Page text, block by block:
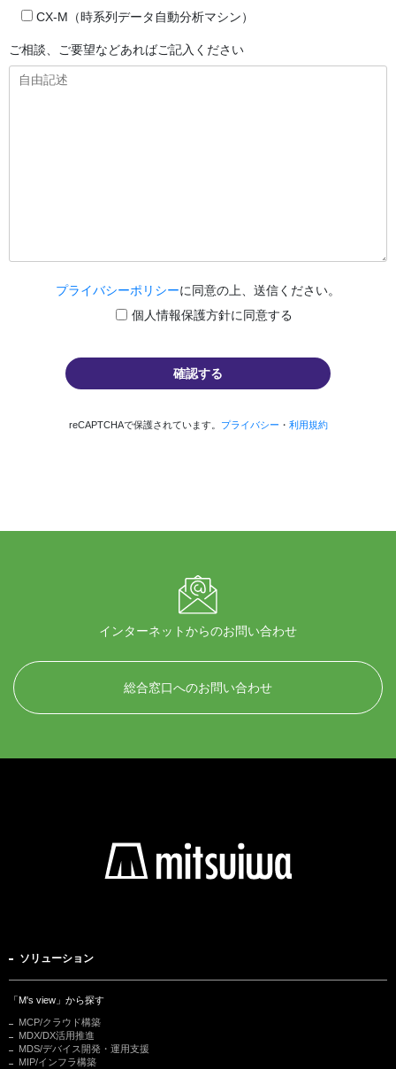
CX-M（時系列データ自動分析マシン）
ご相談、ご要望などあればご記入ください
プライバシーポリシーに同意の上、送信ください。
個人情報保護方針に同意する
reCAPTCHAで保護されています。 プライバシー ・ 利用規約
インターネットからのお問い合わせ
総合窓口へのお問い合わせ
ソリューション
「M's view」から探す
MCP/クラウド構築
MDX/DX活用推進
MDS/デバイス開発・運用支援
MIP/インフラ構築